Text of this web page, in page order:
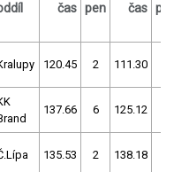
čas pen čas
120.45 2 111.30
137.66 6 125.12
135.53 2 138.18